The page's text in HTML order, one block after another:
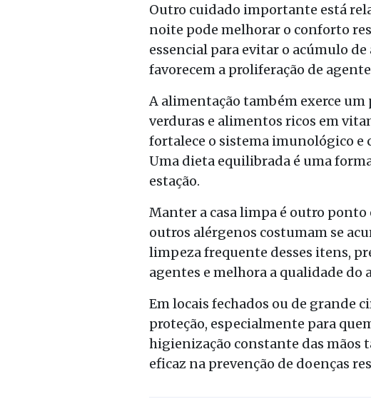
Outro cuidado importante está
noite pode melhorar o conforto
essencial para evitar o acúmulo
favorecem a proliferação de
A alimentação também exerce
verduras e alimentos ricos em
fortalece o sistema imunológico e
Uma dieta equilibrada é uma
estação.
Manter a casa limpa é outro ponto
outros alérgenos costumam se
limpeza frequente desses itens,
agentes e melhora a qualidade do
Em locais fechados ou de grande
proteção, especialmente para
higienização constante das mãos
eficaz na prevenção de doenças